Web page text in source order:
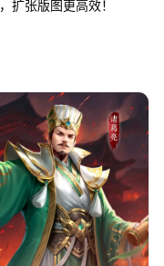
扩张版图更高效！